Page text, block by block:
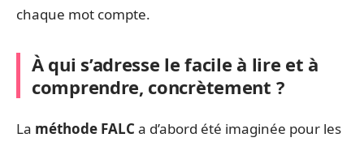
chaque mot compte.
À qui s’adresse le facile à lire et à
comprendre, concrètement ?
La méthode FALC a d’abord été imaginée pour les